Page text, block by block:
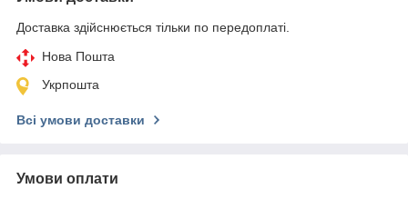
Доставка здійснюється тільки по передоплаті.
Нова Пошта
Укрпошта
Всі умови доставки
Умови оплати